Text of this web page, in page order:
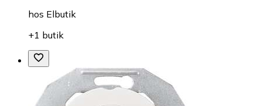
hos Elbutik
+1 butik